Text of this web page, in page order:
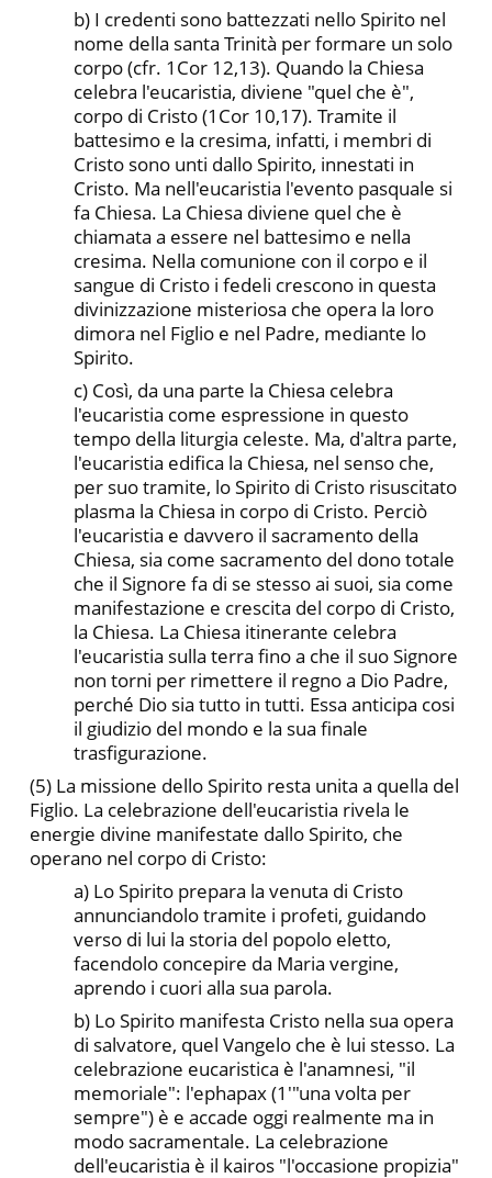
b) I credenti sono battezzati nello Spirito nel
nome della santa Trinità per formare un solo
corpo (cfr. 1Cor 12,13). Quando la Chiesa
celebra l'eucaristia, diviene "quel che è",
corpo di Cristo (1Cor 10,17). Tramite il
battesimo e la cresima, infatti, i membri di
Cristo sono unti dallo Spirito, innestati in
Cristo. Ma nell'eucari­stia l'evento pasquale si
fa Chiesa. La Chiesa diviene quel che è
chiamata a essere nel battesimo e nella
cresima. Nella comunione con il corpo e il
sangue di Cristo i fedeli crescono in questa
divi­nizzazione misteriosa che opera la loro
dimora nel Figlio e nel Padre, mediante lo
Spirito.
c) Così, da una parte la Chiesa celebra
l'eucaristia come espressione in questo
tempo della liturgia celeste. Ma, d'altra parte,
l'eucaristia edifica la Chiesa, nel senso che,
per suo tramite, lo Spirito di Cristo risuscitato
plasma la Chiesa in corpo di Cristo. Perciò
l'eucaristia e davvero il sacramento della
Chiesa, sia come sacramento del dono totale
che il Signore fa di se stesso ai suoi, sia come
manifestazione e crescita del corpo di Cristo,
la Chiesa. La Chiesa itinerante celebra
l'eucaristia sulla terra fino a che il suo Signore
non torni per rimettere il regno a Dio Padre,
perché Dio sia tutto in tutti. Essa anticipa cosi
il giudizio del mondo e la sua finale
trasfigurazione.
(5) La missione dello Spirito resta unita a quella del
Figlio. La celebrazione dell'eucaristia rivela le
energie divine manifestate dallo Spirito, che
operano nel corpo di Cristo:
a) Lo Spirito prepara la venuta di Cristo
annunciandolo tramite i profeti, guidando
verso di lui la storia del popolo eletto,
facendolo concepire da Maria vergine,
aprendo i cuori alla sua parola.
b) Lo Spirito manifesta Cristo nella sua opera
di salvatore, quel Vangelo che è lui stesso. La
celebrazione eucaristica è l'a­namnesi, "il
memoriale": l'ephapax (1'"una volta per
sempre") è e accade oggi realmente ma in
modo sacramentale. La celebrazione
dell'eucaristia è il kairos "l'occasione propizia"